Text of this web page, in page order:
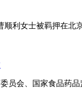
利女士被羁押在
员会、国家食品药